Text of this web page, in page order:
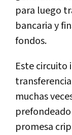
para luego
bancaria y
fondos.
Este circuito
muchas
promesa